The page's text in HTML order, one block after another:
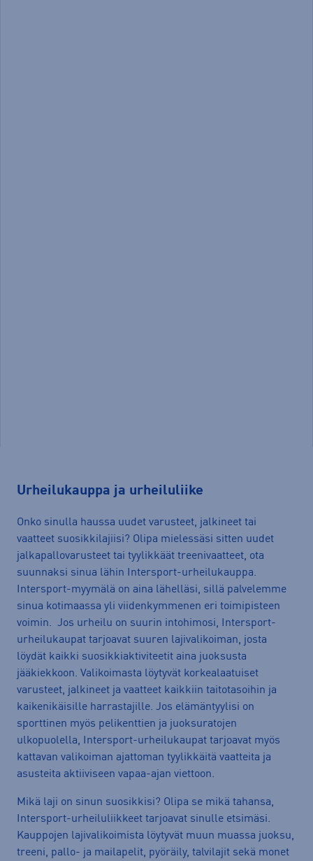
Urheilukauppa ja urheiluliike
Onko sinulla haussa uudet varusteet, jalkineet tai
vaatteet suosikkilajiisi? Olipa mielessäsi sitten uudet
jalkapallovarusteet tai tyylikkäät treenivaatteet, ota
suunnaksi sinua lähin Intersport-urheilukauppa.
Intersport-myymälä on aina lähelläsi, sillä palvelemme
sinua kotimaassa yli viidenkymmenen eri toimipisteen
voimin. Jos urheilu on suurin intohimosi, Intersport-
urheilukaupat tarjoavat suuren lajivalikoiman, josta
löydät kaikki suosikkiaktiviteetit aina juoksusta
jääkiekkoon. Valikoimasta löytyvät korkealaatuiset
varusteet, jalkineet ja vaatteet kaikkiin taitotasoihin ja
kaikenikäisille harrastajille. Jos elämäntyylisi on
sporttinen myös pelikenttien ja juoksuratojen
ulkopuolella, Intersport-urheilukaupat tarjoavat myös
kattavan valikoiman ajattoman tyylikkäitä vaatteita ja
asusteita aktiiviseen vapaa-ajan viettoon.
Mikä laji on sinun suosikkisi? Olipa se mikä tahansa,
Intersport-urheiluliikkeet tarjoavat sinulle etsimäsi.
Kauppojen lajivalikoimista löytyvät muun muassa juoksu,
treeni, pallo- ja mailapelit, pyöräily, talvilajit sekä monet